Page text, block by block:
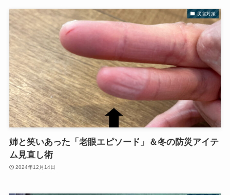
災害対策
姉と笑いあった「老眼エピソード」＆冬の防災アイテ
ム見直し術
2024年12月14日